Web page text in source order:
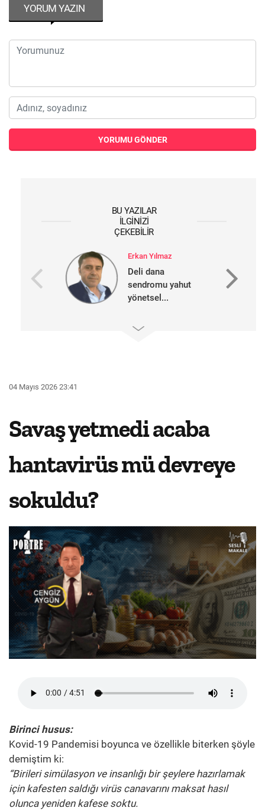
YORUM YAZIN
YORUMU GÖNDER
BU YAZILAR
İLGINIZI
ÇEKEBILIR
Erkan Yılmaz
Deli dana
sendromu yahut
yönetsel...
04 Mayıs 2026 23:41
Savaş yetmedi acaba
hantavirüs mü devreye
sokuldu?
Birinci husus:
Kovid-19 Pandemisi boyunca ve özellikle biterken şöyle
demiştim ki:
“Birileri simülasyon ve insanlığı bir şeylere hazırlamak
için kafesten saldığı virüs canavarını maksat hasıl
olunca yeniden kafese soktu.